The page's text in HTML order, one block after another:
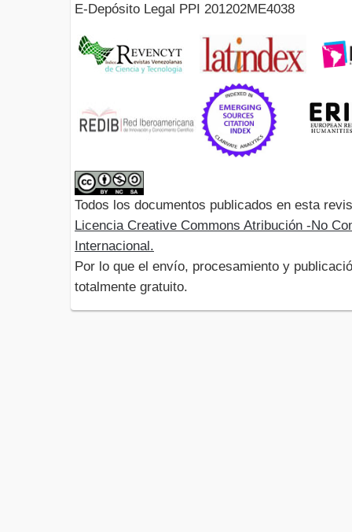
E-Depósito Legal PPI 201202ME4038
Todos los documentos publicados en esta
Licencia Creative Commons Atribución -No
Internacional.
Por lo que el envío, procesamiento y
totalmente gratuito.